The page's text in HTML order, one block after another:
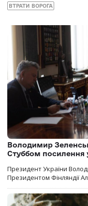
ВТРАТИ ВОРОГА
Володимир
Стуббом посилення
Президент України
Президентом Фінляндії